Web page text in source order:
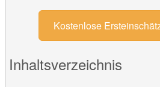
Kostenlose
Inhaltsverzeichnis